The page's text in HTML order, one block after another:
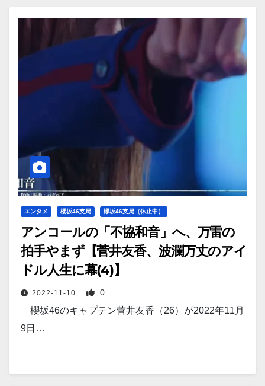
エンタメ 櫻坂46支局 欅坂46支局（休止中）
アンコールの「不協和音」へ、万雷の
拍手やまず【菅井友香、波瀾万丈のアイ
ドル人生に幕(4)】
2022-11-10 0
櫻坂46のキャプテン菅井友香（26）が2022年11月
9日…